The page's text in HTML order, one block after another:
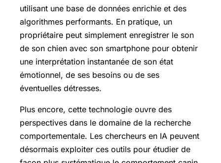
utilisant une base de données enrichie et des
algorithmes performants. En pratique, un
propriétaire peut simplement enregistrer le son
de son chien avec son smartphone pour obtenir
une interprétation instantanée de son état
émotionnel, de ses besoins ou de ses
éventuelles détresses.
Plus encore, cette technologie ouvre des
perspectives dans le domaine de la recherche
comportementale. Les chercheurs en IA peuvent
désormais exploiter ces outils pour étudier de